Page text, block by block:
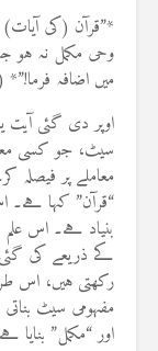
*”قرآن (کی
وحی مکمل نہ ہو
میں اضافہ فرما!”* (طٰہٰ
اوپر دی گئی آیت
سیٹ، جو کسی
معاملے پر
“قرآن” کہا ہے۔
بنیاد ہے۔ اس
کے ذریعے کی
رکھتی ہیں، اس
مفہومی سیٹ
اور “مکمل” بنایا